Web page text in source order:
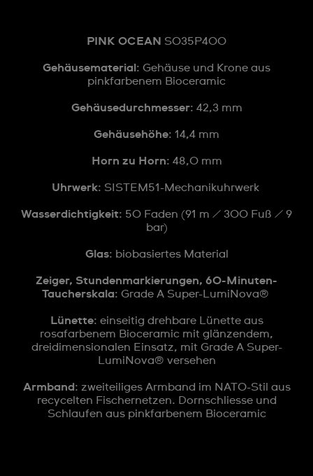
PINK OCEAN SO35P400
Gehäusematerial : Gehäuse und Krone aus
pinkfarbenem Bioceramic
Gehäusedurchmesser: 42,3 mm
Gehäusehöhe: 14,4 mm
Horn zu Horn: 48,0 mm
Uhrwerk: SISTEM51-Mechanikuhrwerk
Wasserdichtigkeit: 50 Faden (91 m / 300 Fuß / 9
bar)
Glas: biobasiertes Material
Zeiger, Stundenmarkierungen, 60-Minuten-
Taucherskala: Grade A Super-LumiNova®
Lünette: einseitig drehbare Lünette aus
rosafarbenem Bioceramic mit glänzendem,
dreidimensionalen Einsatz, mit Grade A Super-
LumiNova® versehen
Armband : zweiteiliges Armband im NATO-Stil aus
recycelten Fischernetzen. Dornschliesse und
Schlaufen aus pinkfarbenem Bioceramic